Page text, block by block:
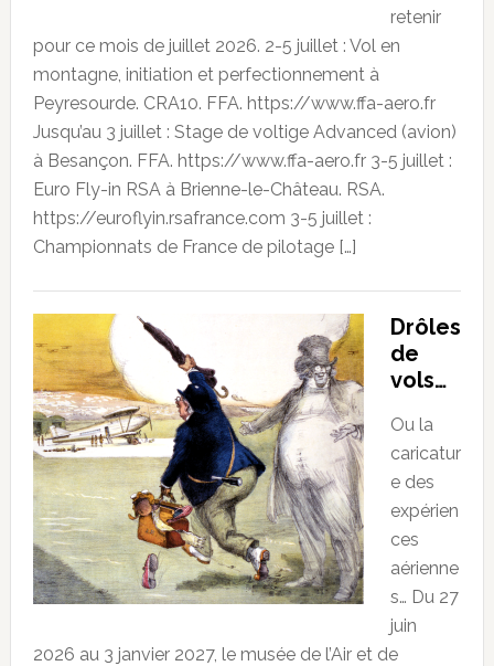
retenir
pour ce mois de juillet 2026. 2-5 juillet : Vol en
montagne, initiation et perfectionnement à
Peyresourde. CRA10. FFA. https://www.ffa-aero.fr
Jusqu’au 3 juillet : Stage de voltige Advanced (avion)
à Besançon. FFA. https://www.ffa-aero.fr 3-5 juillet :
Euro Fly-in RSA à Brienne-le-Château. RSA.
https://euroflyin.rsafrance.com 3-5 juillet :
Championnats de France de pilotage […]
Drôles
de
vols…
Ou la
caricatur
e des
expérien
ces
aérienne
s… Du 27
juin
2026 au 3 janvier 2027, le musée de l’Air et de